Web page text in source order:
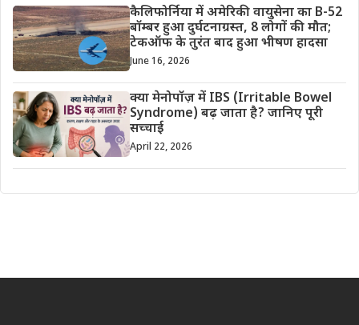
कैलिफोर्निया में अमेरिकी वायुसेना का B-52
बॉम्बर हुआ दुर्घटनाग्रस्त, 8 लोगों की मौत;
टेकऑफ के तुरंत बाद हुआ भीषण हादसा
June 16, 2026
क्या मेनोपॉज़ में IBS (Irritable Bowel
Syndrome) बढ़ जाता है? जानिए पूरी
सच्चाई
April 22, 2026